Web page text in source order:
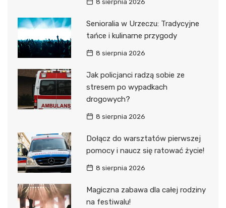
8 sierpnia 2026
Senioralia w Urzeczu: Tradycyjne
tańce i kulinarne przygody
8 sierpnia 2026
Jak policjanci radzą sobie ze
stresem po wypadkach
drogowych?
8 sierpnia 2026
Dołącz do warsztatów pierwszej
pomocy i naucz się ratować życie!
8 sierpnia 2026
Magiczna zabawa dla całej rodziny
na festiwalu!